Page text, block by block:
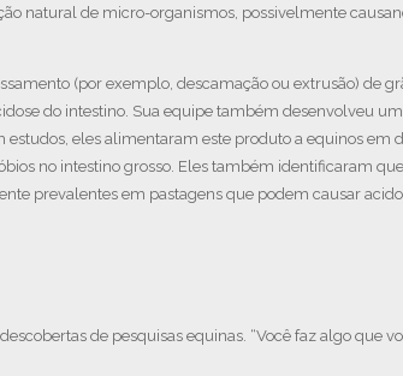
natural de micro-organismos, possivelmente
(por exemplo, descamação ou extrusão) de
do intestino. Sua equipe também desenvolveu
eles alimentaram este produto a equinos em
no intestino grosso. Eles também identificaram
prevalentes em pastagens que podem causar
de pesquisas equinas. “Você faz algo que